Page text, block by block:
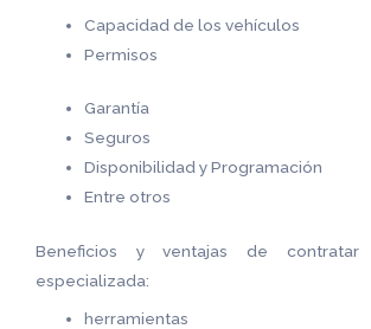
Capacidad de los vehículos
Permisos
Garantía
Seguros
Disponibilidad y Programación
Entre otros
Beneficios y ventajas de contratar
especializada:
herramientas